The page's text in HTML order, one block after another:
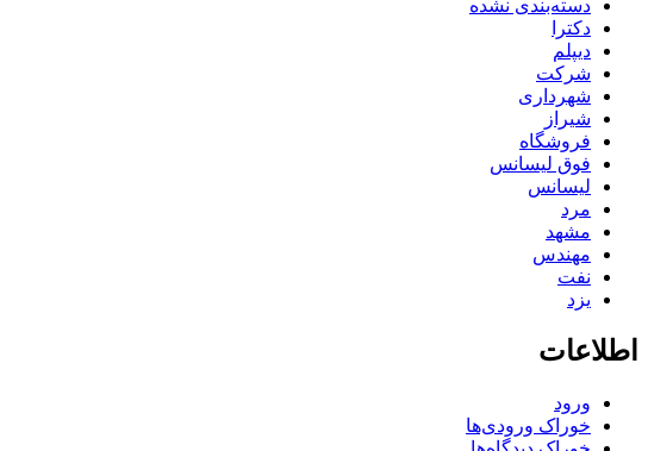
دسته‌بندی نشده
دکترا
دیپلم
شرکت
شهرداری
شیراز
فروشگاه
فوق لیسانس
لیسانس
مرد
مشهد
مهندس
نفت
یزد
اطلاعات
ورود
خوراک ورودی‌ها